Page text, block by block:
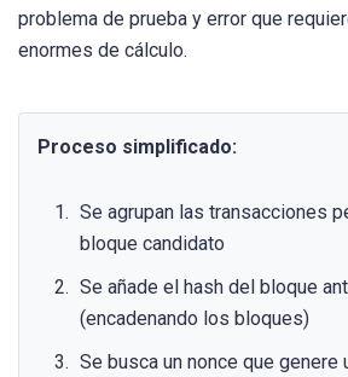
problema de prueba y error que
enormes de cálculo.
Proceso simplificado:
Se agrupan las transacciones
bloque candidato
Se añade el hash del bloque
(encadenando los bloques)
Se busca un nonce que genere